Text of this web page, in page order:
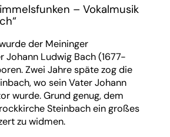
– Vokalmusik
der Meininger
Johann Ludwig Bach (1677-
Zwei Jahre späte zog die
wo sein Vater Johann
wurde. Grund genug, dem
Steinbach ein großes
zu widmen.